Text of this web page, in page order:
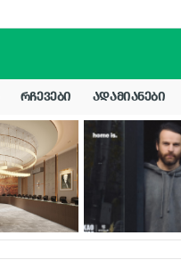
ᲠᲩᲔᲕᲔᲑᲘ ᲐᲓᲐᲛᲘᲐᲜᲔᲑᲘ